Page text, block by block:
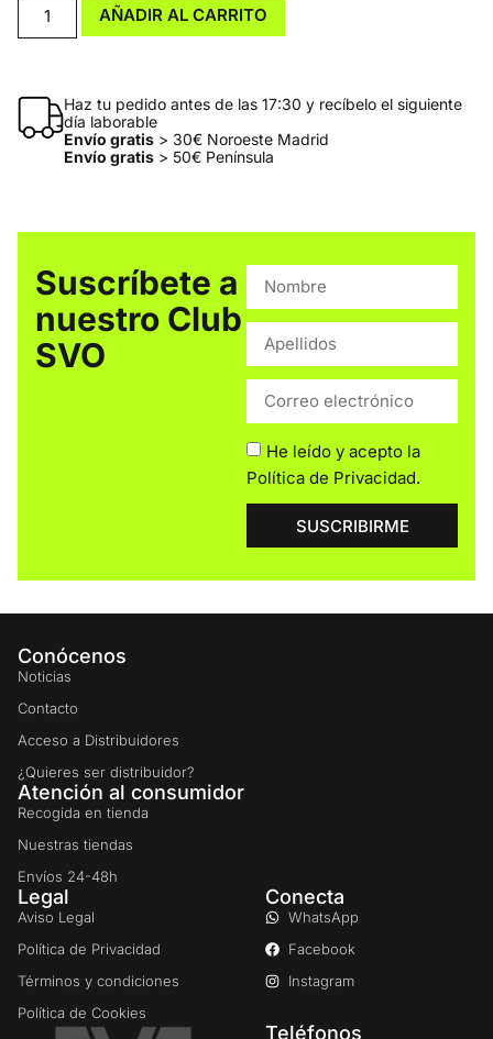
AÑADIR AL CARRITO
Haz tu pedido antes de las 17:30 y recíbelo el siguiente
día laborable
Envío gratis> 30€ Noroeste Madrid
Envío gratis> 50€ Península
Suscríbete a
nuestro Club
SVO
He leído y acepto la
Política de Privacidad.
SUSCRIBIRME
Conócenos
Noticias
Contacto
Acceso a Distribuidores
¿Quieres ser distribuidor?
Atención al consumidor
Recogida en tienda
Nuestras tiendas
Envíos 24-48h
Legal
Aviso Legal
Política de Privacidad
Términos y condiciones
Política de Cookies
Conecta
WhatsApp
Facebook
Instagram
Teléfonos